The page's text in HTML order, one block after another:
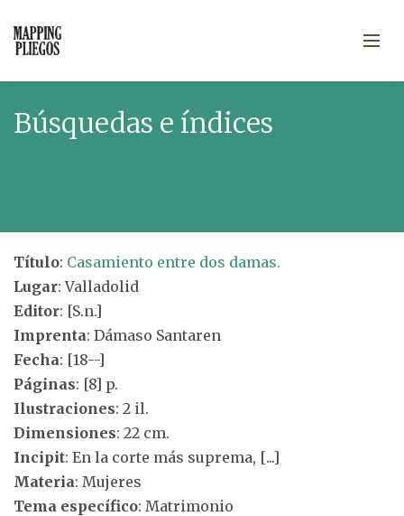
Búsquedas e índices
Título: Casamiento entre dos damas.
Lugar: Valladolid
Editor: [S.n.]
Imprenta: Dámaso Santaren
Fecha: [18--]
Páginas: [8] p.
Ilustraciones: 2 il.
Dimensiones: 22 cm.
Incipit: En la corte más suprema, [...]
Materia: Mujeres
Tema específico: Matrimonio